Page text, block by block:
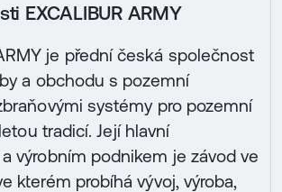
EXCALIBUR ARMY
je přední česká společnost
a obchodu s pozemní
systémy pro pozemní
tradicí. Její hlavní
výrobním podnikem je závod ve
kterém probíhá vývoj, výroba,